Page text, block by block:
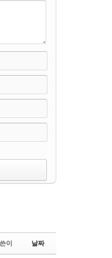
이 날짜